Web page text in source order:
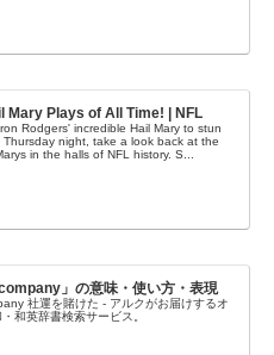
Mary Plays of All Time! | NFL
Rodgers' incredible Hail Mary to stun
night, take a look back at the
in the halls of NFL history. S...
」の意味・使い方・表現
社運を賭けた - アルクがお届けするオ
和英辞書検索サービス。